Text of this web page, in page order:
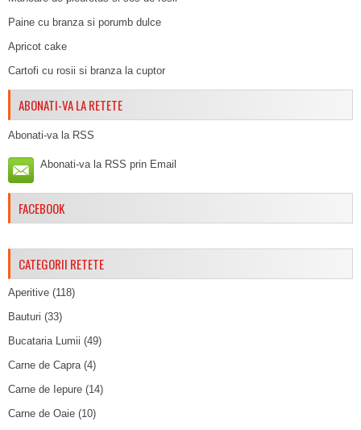
Paine cu branza si porumb dulce
Apricot cake
Cartofi cu rosii si branza la cuptor
ABONATI-VA LA RETETE
Abonati-va la RSS
Abonati-va la RSS prin Email
FACEBOOK
CATEGORII RETETE
Aperitive (118)
Bauturi (33)
Bucataria Lumii (49)
Carne de Capra (4)
Carne de Iepure (14)
Carne de Oaie (10)